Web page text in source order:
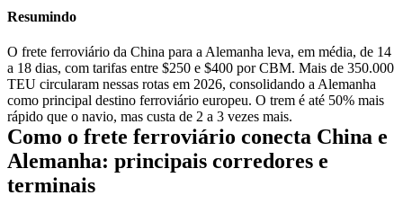
Resumindo
O frete ferroviário da China para a Alemanha leva, em média, de 14
a 18 dias, com tarifas entre $250 e $400 por CBM. Mais de 350.000
TEU circularam nessas rotas em 2026, consolidando a Alemanha
como principal destino ferroviário europeu. O trem é até 50% mais
rápido que o navio, mas custa de 2 a 3 vezes mais.
Como o frete ferroviário conecta China e
Alemanha: principais corredores e
terminais